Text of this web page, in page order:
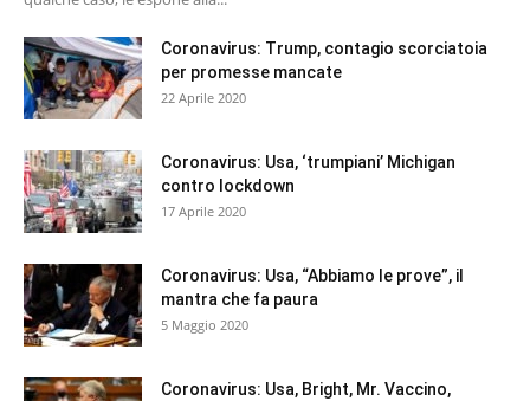
Coronavirus: Trump, contagio scorciatoia
per promesse mancate
22 Aprile 2020
Coronavirus: Usa, ‘trumpiani’ Michigan
contro lockdown
17 Aprile 2020
Coronavirus: Usa, “Abbiamo le prove”, il
mantra che fa paura
5 Maggio 2020
Coronavirus: Usa, Bright, Mr. Vaccino,